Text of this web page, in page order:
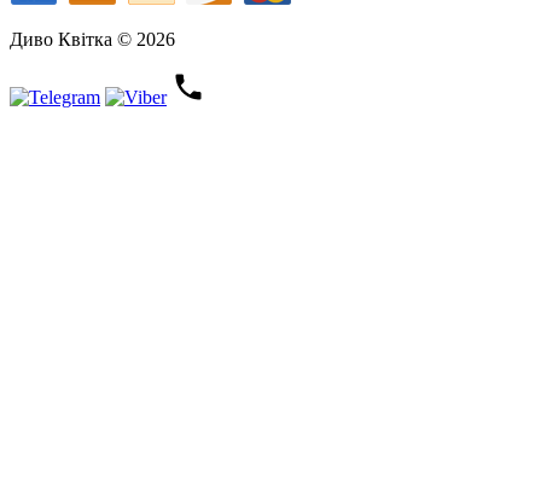
Диво Квітка © 2026